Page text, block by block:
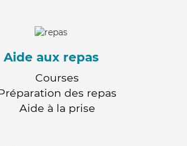
Aide aux repas
Courses
des repas
Aide à la prise